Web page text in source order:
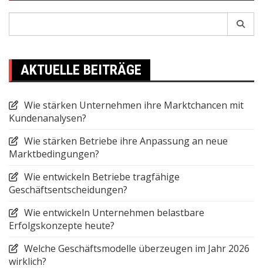
AKTUELLE BEITRÄGE
Wie stärken Unternehmen ihre Marktchancen mit
Kundenanalysen?
Wie stärken Betriebe ihre Anpassung an neue
Marktbedingungen?
Wie entwickeln Betriebe tragfähige
Geschäftsentscheidungen?
Wie entwickeln Unternehmen belastbare
Erfolgskonzepte heute?
Welche Geschäftsmodelle überzeugen im Jahr 2026
wirklich?